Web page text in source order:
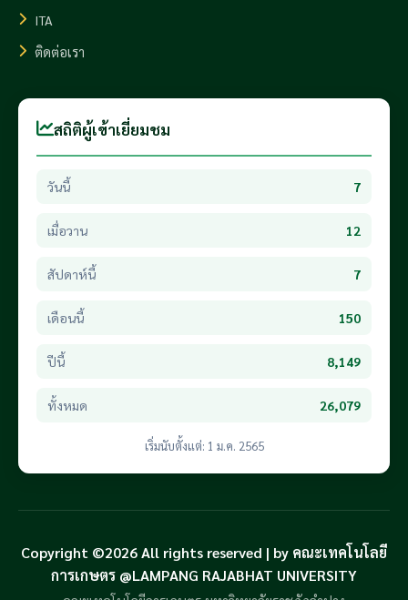
ITA
ติดต่อเรา
สถิติผู้เข้าเยี่ยมชม
วันนี้ 7
เมื่อวาน 12
สัปดาห์นี้ 7
เดือนนี้ 150
ปีนี้ 8,149
ทั้งหมด 26,079
เริ่มนับตั้งแต่: 1 ม.ค. 2565
Copyright ©2026 All rights reserved | by คณะเทคโนโลยี
การเกษตร @LAMPANG RAJABHAT UNIVERSITY